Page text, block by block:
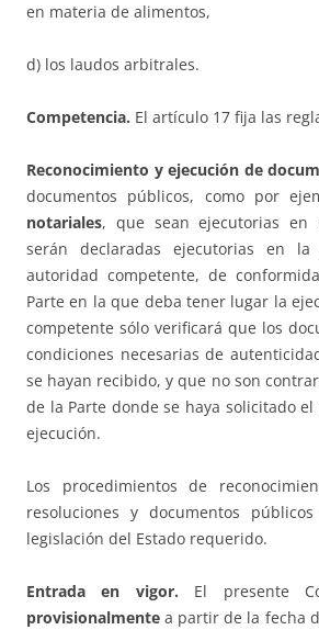
en materia de alimentos,
d) los laudos arbitrales.
Competencia. El artículo 17 fija las
Reconocimiento y ejecución de
documentos públicos, como por
notariales, que sean ejecutorias en
serán declaradas ejecutorias en
autoridad competente, de
Parte en la que deba tener lugar la
competente sólo verificará que los
condiciones necesarias de
se hayan recibido, y que no son
de la Parte donde se haya solicitado
ejecución.
Los procedimientos de
resoluciones y documentos
legislación del Estado requerido.
Entrada en vigor. El presente
provisionalmente a partir de la fecha